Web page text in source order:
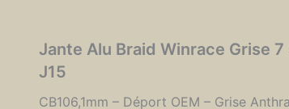
Jante Alu Braid Winrace Grise
J15
CB106,1mm – Déport OEM – Grise